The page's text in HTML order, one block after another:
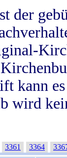
der
kann
wird
3361 3364